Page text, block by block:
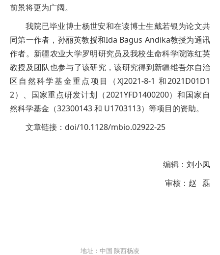
前景将更为广阔。
我院已毕业博士杨世安和在读博士生戴若银为论文共
同第一作者，孙丽英教授和Ida Bagus Andika教授为通讯
作者。新疆农业大学罗明研究员及我校生命科学院陈红英
教授及团队也参与了该研究，该研究得到新疆维吾尔自治
区自然科学基金重点项目（XJ2021-8-1 和2021D01D1
2）、国家重点研发计划（2021YFD1400200）和国家自
然科学基金（32300143 和 U1703113）等项目的资助。
文章链接：doi/10.1128/mbio.02922-25
编辑：刘小凤
审核：赵 磊
地址：中国 陕西杨凌